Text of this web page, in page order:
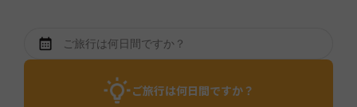
ご旅行は何日間ですか？